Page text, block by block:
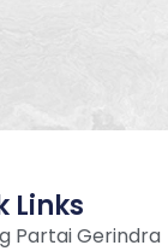
Links
Partai Gerindra